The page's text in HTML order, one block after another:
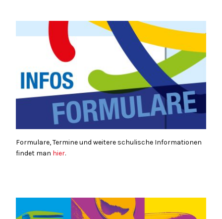
Formulare, Termine und weitere schulische Informationen
findet man hier.